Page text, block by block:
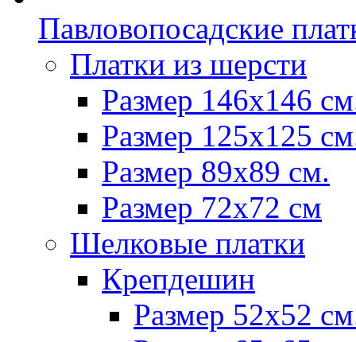
Павловопосадские
Платки из шерсти
Размер 146х146
Размер 125х125
Размер 89х89 см.
Размер 72x72 см
Шелковые платки
Крепдешин
Размер 52х52